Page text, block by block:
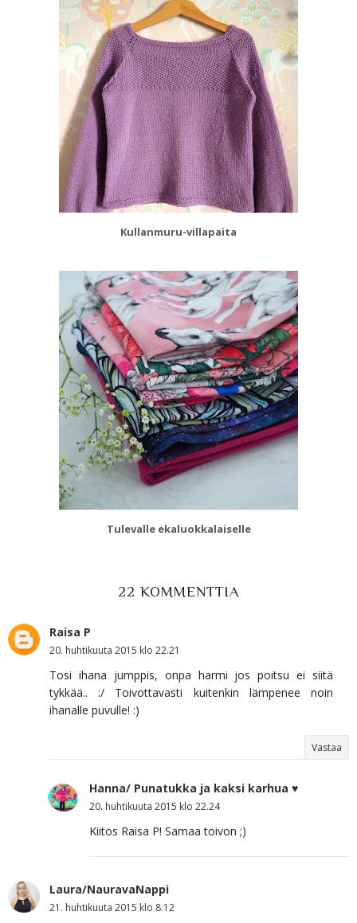
Kullanmuru-villapaita
Tulevalle ekaluokkalaiselle
22 KOMMENTTIA
Raisa P
20. huhtikuuta 2015 klo 22.21
Tosi ihana jumppis, onpa harmi jos poitsu ei siitä
tykkää.. :/ Toivottavasti kuitenkin lämpenee noin
ihanalle puvulle! :)
Vastaa
Hanna/ Punatukka ja kaksi karhua ♥
20. huhtikuuta 2015 klo 22.24
Kiitos Raisa P! Samaa toivon ;)
Laura/NauravaNappi
21. huhtikuuta 2015 klo 8.12